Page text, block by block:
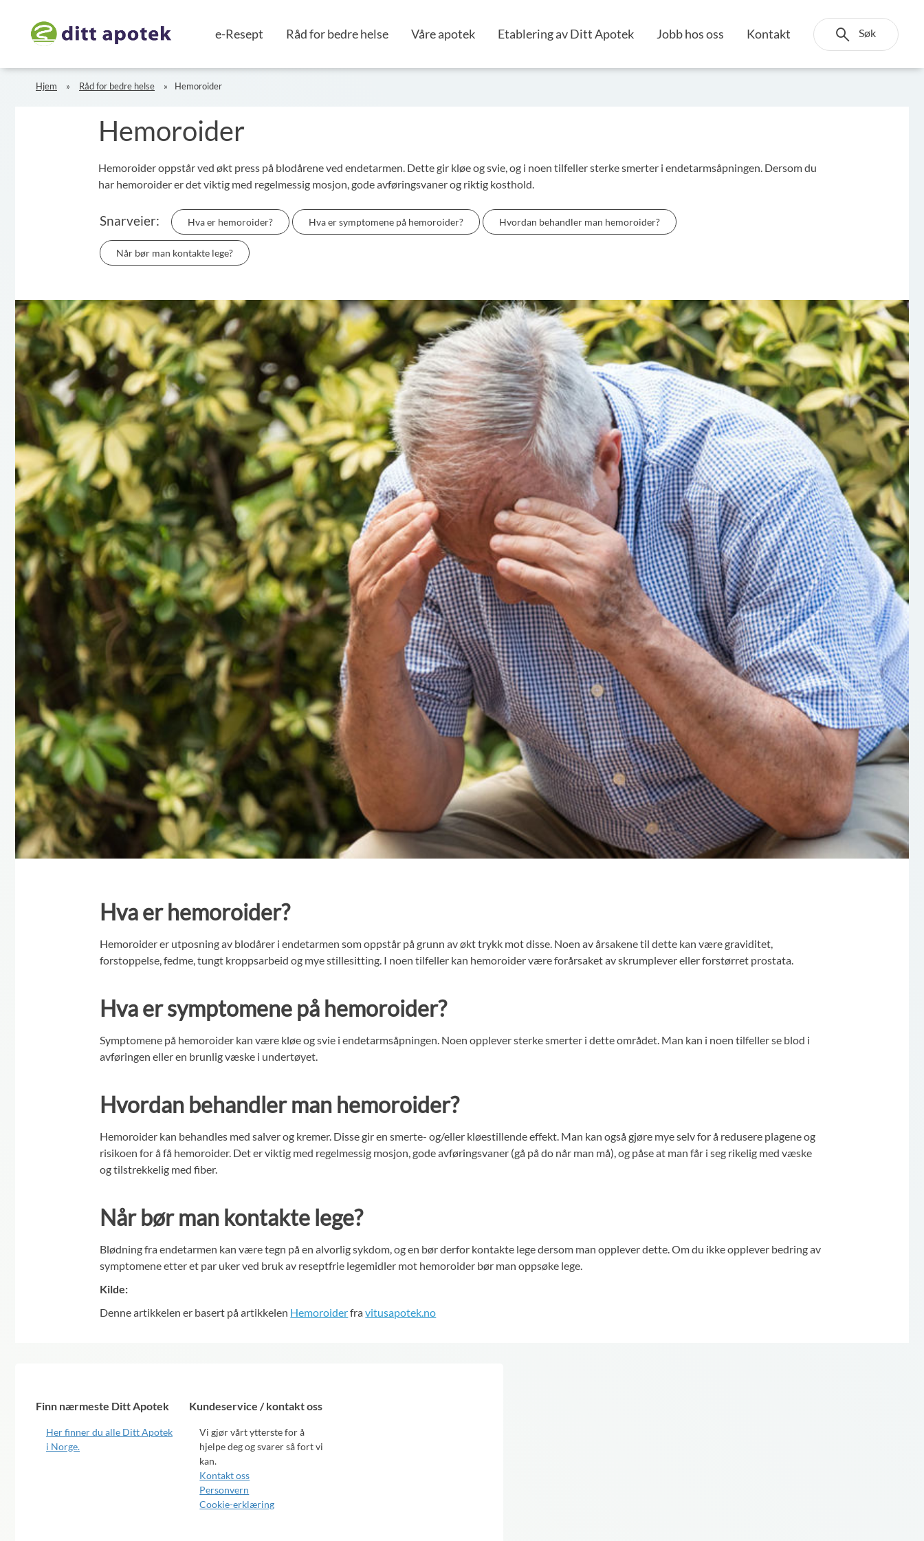
e-Resept Råd for bedre helse Våre apotek Etablering av Ditt Apotek Jobb hos oss Kontakt Søk
Hjem Råd for bedre helse Hemoroider
Hemoroider
Hemoroider oppstår ved økt press på blodårene ved endetarmen. Dette gir kløe og svie, og i noen tilfeller sterke smerter i endetarmsåpningen. Dersom du
har hemoroider er det viktig med regelmessig mosjon, gode avføringsvaner og riktig kosthold.
Snarveier: Hva er hemoroider? Hva er symptomene på hemoroider? Hvordan behandler man hemoroider?
Når bør man kontakte lege?
Hva er hemoroider?
Hemoroider er utposning av blodårer i endetarmen som oppstår på grunn av økt trykk mot disse. Noen av årsakene til dette kan være graviditet,
forstoppelse, fedme, tungt kroppsarbeid og mye stillesitting. I noen tilfeller kan hemoroider være forårsaket av skrumplever eller forstørret prostata.
Hva er symptomene på hemoroider?
Symptomene på hemoroider kan være kløe og svie i endetarmsåpningen. Noen opplever sterke smerter i dette området. Man kan i noen tilfeller se blod i
avføringen eller en brunlig væske i undertøyet.
Hvordan behandler man hemoroider?
Hemoroider kan behandles med salver og kremer. Disse gir en smerte- og/eller kløestillende effekt. Man kan også gjøre mye selv for å redusere plagene og
risikoen for å få hemoroider. Det er viktig med regelmessig mosjon, gode avføringsvaner (gå på do når man må), og påse at man får i seg rikelig med væske
og tilstrekkelig med fiber.
Når bør man kontakte lege?
Blødning fra endetarmen kan være tegn på en alvorlig sykdom, og en bør derfor kontakte lege dersom man opplever dette. Om du ikke opplever bedring av
symptomene etter et par uker ved bruk av reseptfrie legemidler mot hemoroider bør man oppsøke lege.
Kilde:
Denne artikkelen er basert på artikkelen Hemoroiderfravitusapotek.no
Finn nærmeste Ditt Apotek
Her finner du alle Ditt Apotek
i Norge.
Kundeservice / kontakt oss
Vi gjør vårt ytterste for å
hjelpe deg og svarer så fort vi
kan.
Kontakt oss
Personvern
Cookie-erklæring